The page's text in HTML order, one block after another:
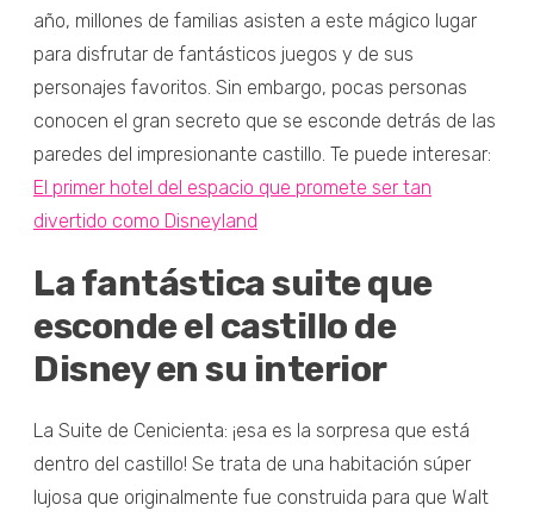
año, millones de familias asisten a este mágico lugar
para disfrutar de fantásticos juegos y de sus
personajes favoritos. Sin embargo, pocas personas
conocen el gran secreto que se esconde detrás de las
paredes del impresionante castillo. Te puede interesar:
El primer hotel del espacio que promete ser tan
divertido como Disneyland
La fantástica suite que
esconde el castillo de
Disney en su interior
La Suite de Cenicienta: ¡esa es la sorpresa que está
dentro del castillo! Se trata de una habitación súper
lujosa que originalmente fue construida para que Walt